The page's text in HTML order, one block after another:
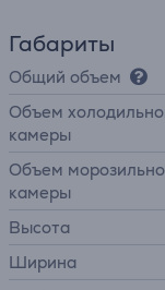
Габариты
Общий объем
Объем
камеры
Объем
камеры
Высота
Ширина